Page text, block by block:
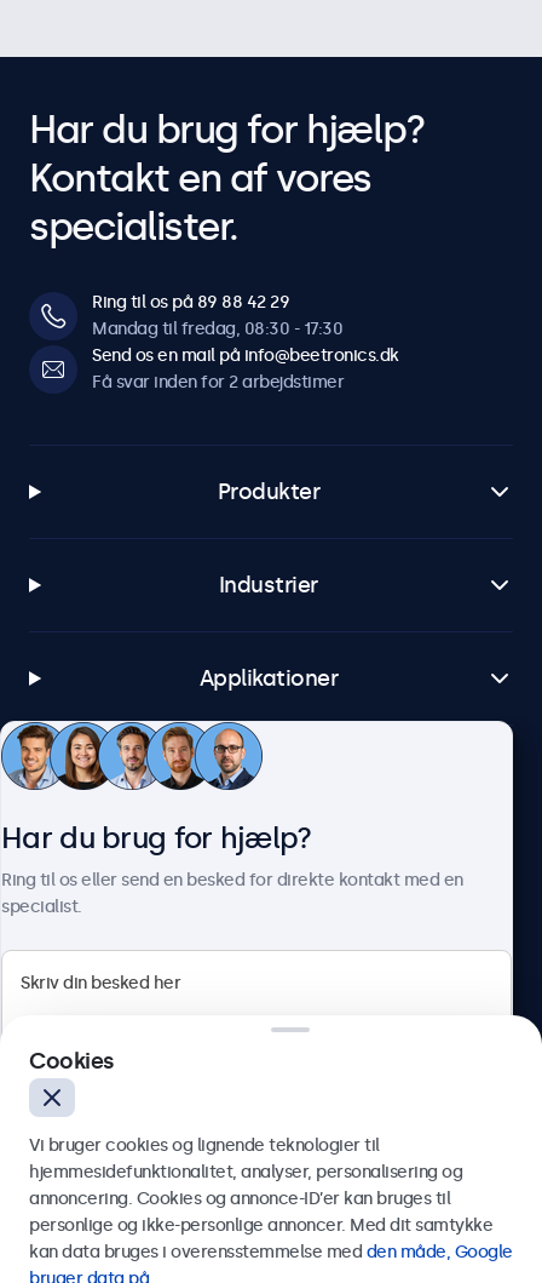
Har du brug for hjælp?
Kontakt en af vores
specialister.
Ring til os på 89 88 42 29
Mandag til fredag, 08:30 - 17:30
Send os en mail på info@beetronics.dk
Få svar inden for 2 arbejdstimer
Produkter
Industrier
Applikationer
Kundeservice
Herstedøstervej 27-29, unit A, 2620 Albertslund, Danmark
Dansk
Har du brug for hjælp?
Ring til os eller send en besked for direkte kontakt med en
specialist.
Send
Eller ring til os på
Cookies
Vi bruger cookies og lignende teknologier til
hjemmesidefunktionalitet, analyser, personalisering og
annoncering. Cookies og annonce-ID’er kan bruges til
personlige og ikke-personlige annoncer. Med dit samtykke
kan data bruges i overensstemmelse med den måde, Google
bruger data på